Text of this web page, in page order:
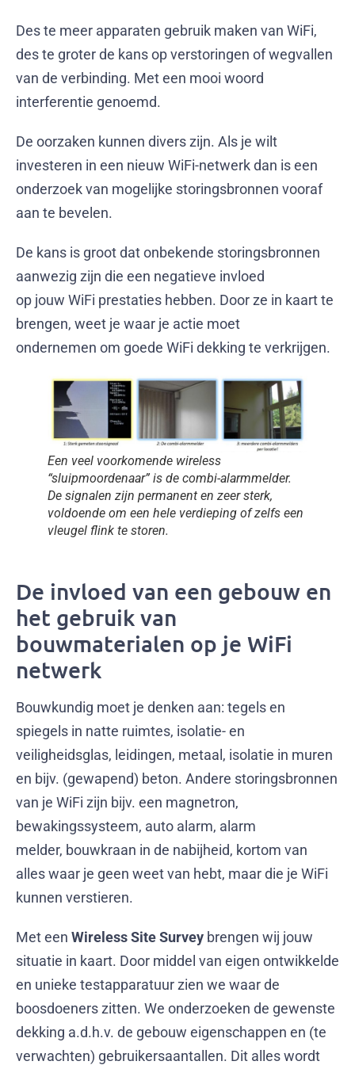
Des te meer apparaten gebruik maken van WiFi,
des te groter de kans op verstoringen of wegvallen
van de verbinding. Met een mooi woord
interferentie genoemd.
De oorzaken kunnen divers zijn. Als je wilt
investeren in een nieuw WiFi-netwerk dan is een
onderzoek van mogelijke storingsbronnen vooraf
aan te bevelen.
De kans is groot dat onbekende storingsbronnen
aanwezig zijn die een negatieve invloed
op jouw WiFi prestaties hebben. Door ze in kaart te
brengen, weet je waar je actie moet
ondernemen om goede WiFi dekking te verkrijgen.
Een veel voorkomende wireless
“sluipmoordenaar” is de combi-alarmmelder.
De signalen zijn permanent en zeer sterk,
voldoende om een hele verdieping of zelfs een
vleugel flink te storen.
De invloed van een gebouw en
het gebruik van
bouwmaterialen op je WiFi
netwerk
Bouwkundig moet je denken aan: tegels en
spiegels in natte ruimtes, isolatie- en
veiligheidsglas, leidingen, metaal, isolatie in muren
en bijv. (gewapend) beton. Andere storingsbronnen
van je WiFi zijn bijv. een magnetron,
bewakingssysteem, auto alarm, alarm
melder, bouwkraan in de nabijheid, kortom van
alles waar je geen weet van hebt, maar die je WiFi
kunnen verstieren.
Met een Wireless Site Survey brengen wij jouw
situatie in kaart. Door middel van eigen ontwikkelde
en unieke testapparatuur zien we waar de
boosdoeners zitten. We onderzoeken de gewenste
dekking a.d.h.v. de gebouw eigenschappen en (te
verwachten) gebruikersaantallen. Dit alles wordt